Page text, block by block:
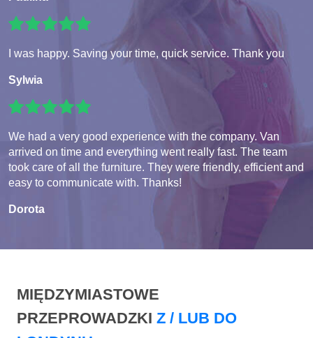
I was happy. Saving your time, quick service. Thank you
Sylwia
We had a very good experience with the company. Van
arrived on time and everything went really fast. The team
took care of all the furniture. They were friendly, efficient and
easy to communicate with. Thanks!
Dorota
MIĘDZYMIASTOWE
PRZEPROWADZKI Z / LUB DO